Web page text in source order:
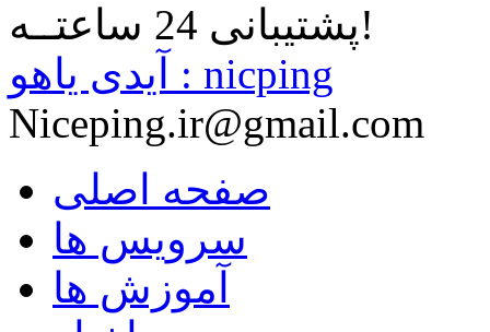
پشتیبانی 24 ساعتــه!
آیدی یاهو : nicping
Niceping.ir@gmail.com
صفحه اصلی
سرویس ها
آموزش ها